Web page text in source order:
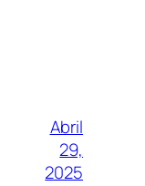
Abril
29,
2025